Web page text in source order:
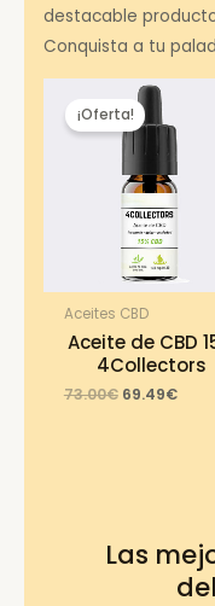
destacable
Conquista a tu
¡Oferta!
Aceites CBD
Aceite de CBD
4Collectors
73.00€ Original
69.49€
Las